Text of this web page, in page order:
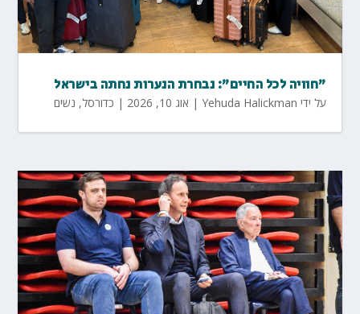
"חוויה לכל החיים": נבחרת הנערות נחתה בישראל
על ידי Yehuda Halickman
| אוג 10, 2026 | כדורסל, נשים